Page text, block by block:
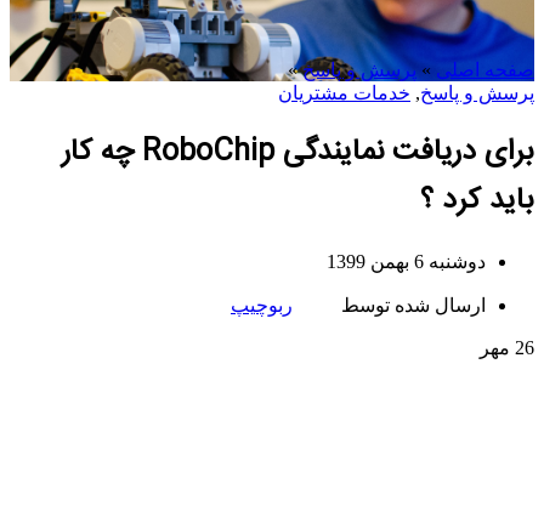
صفحه اصلی » پرسش و پاسخ»
پرسش و پاسخ, خدمات مشتریان
برای دریافت نمایندگی RoboChip چه کار
باید کرد ؟
دوشنبه 6 بهمن 1399
ارسال شده توسط ربوچیپ
26 مهر